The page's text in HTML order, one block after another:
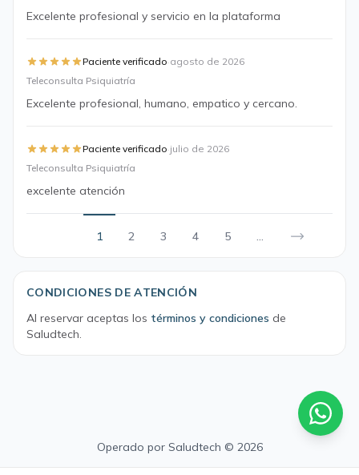
Excelente profesional y servicio en la plataforma
Paciente verificado·agosto de 2026
Teleconsulta Psiquiatría
Excelente profesional, humano, empatico y cercano.
Paciente verificado·julio de 2026
Teleconsulta Psiquiatría
excelente atención
1 2 3 4 5 ...
CONDICIONES DE ATENCIÓN
Al reservar aceptas los términos y condiciones de
Saludtech.
Operado por Saludtech © 2026